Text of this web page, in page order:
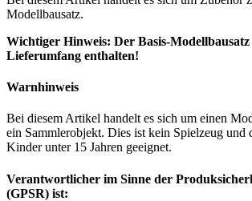
Modellbausatz.
Wichtiger Hinweis: Der Basis-
Lieferumfang enthalten!
Warnhinweis
Bei diesem Artikel handelt es sich um einen
ein Sammlerobjekt. Dies ist kein Spielzeug und
Kinder unter 15 Jahren geeignet.
Verantwortlicher im Sinne der
(GPSR) ist: